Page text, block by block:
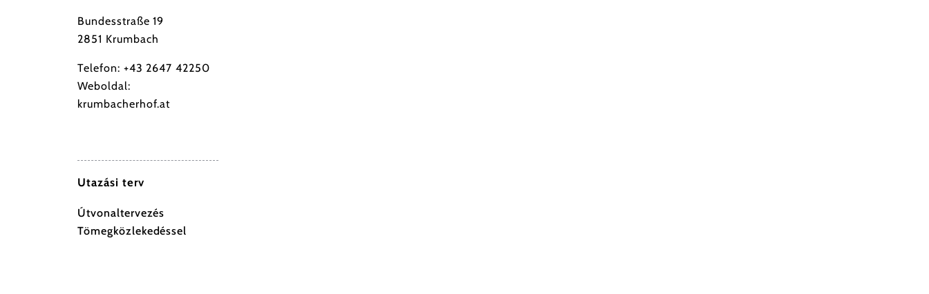
Bundesstraße 19
2851 Krumbach
Telefon: +43 2647 42250
Weboldal:
krumbacherhof.at
Utazási terv
Útvonaltervezés
Tömegközlekedéssel